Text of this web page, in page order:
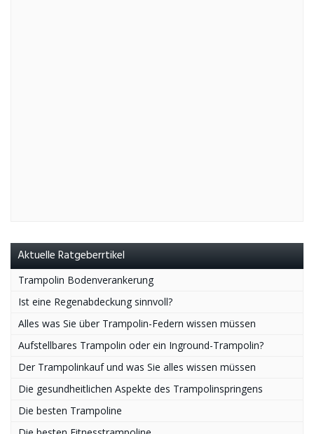
Aktuelle Ratgeberrtikel
Trampolin Bodenverankerung
Ist eine Regenabdeckung sinnvoll?
Alles was Sie über Trampolin-Federn wissen müssen
Aufstellbares Trampolin oder ein Inground-Trampolin?
Der Trampolinkauf und was Sie alles wissen müssen
Die gesundheitlichen Aspekte des Trampolinspringens
Die besten Trampoline